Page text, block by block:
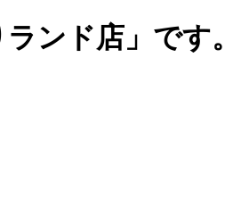
ンド店」です。